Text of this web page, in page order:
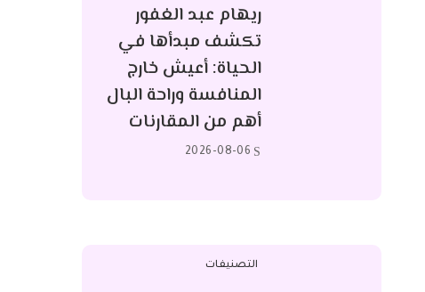
ريهام عبد الغفور
تكشف مبدأها في
الحياة: أعيش خارج
المنافسة وراحة البال
أهم من المقارنات
2026-08-06
التصنيفات